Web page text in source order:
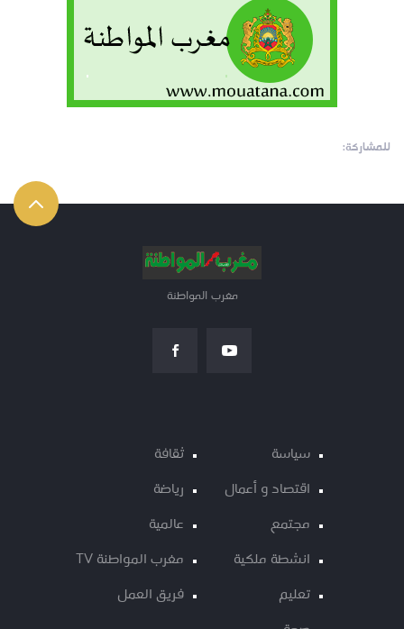
للمشاركة:
مغرب المواطنة
سياسة
اقتصاد و أعمال
مجتمع
انشطة ملكية
تعليم
ثقافة
رياضة
عالمية
مغرب المواطنة TV
فريق العمل